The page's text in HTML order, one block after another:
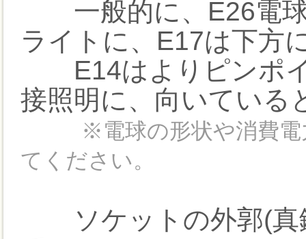
一般的に、E26電球
ライトに、E17は下方
E14はよりピンポイ
接照明に、向いている
※電球の形状や消費
てください。
ソケットの外郭(真